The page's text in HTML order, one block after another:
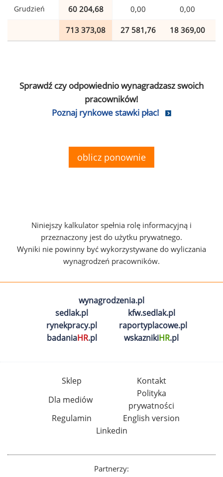
Grudzień 60 204,68 0,00 0,00
713 373,08 27 581,76 18 369,00
Sprawdź czy odpowiednio wynagradzasz swoich
pracowników!
Poznaj rynkowe stawki płac!
oblicz ponownie
Niniejszy kalkulator spełnia rolę informacyjną i
przeznaczony jest do użytku prywatnego.
Wyniki nie powinny być wykorzystywane do wyliczania
wynagrodzeń pracowników.
wynagrodzenia.pl
sedlak.pl
kfw.sedlak.pl
rynekpracy.pl
raportyplacowe.pl
badaniaHR.pl wskaznikiHR.pl
Sklep
Kontakt
Dla mediów
Polityka
prywatności
Regulamin
English version
Linkedin
Partnerzy: